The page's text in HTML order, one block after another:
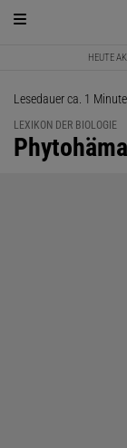
HEUTE
Lesedauer ca. 1 Minute
LEXIKON DER BIOLOGIE
: